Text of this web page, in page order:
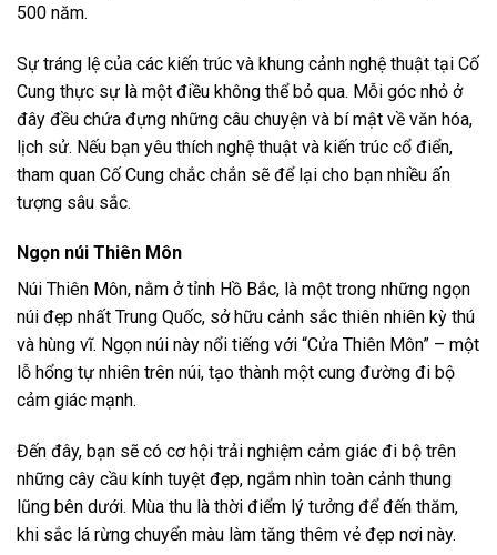
500 năm.
Sự tráng lệ của các kiến trúc và khung cảnh nghệ thuật tại Cố
Cung thực sự là một điều không thể bỏ qua. Mỗi góc nhỏ ở
đây đều chứa đựng những câu chuyện và bí mật về văn hóa,
lịch sử. Nếu bạn yêu thích nghệ thuật và kiến trúc cổ điển,
tham quan Cố Cung chắc chắn sẽ để lại cho bạn nhiều ấn
tượng sâu sắc.
Ngọn núi Thiên Môn
Núi Thiên Môn, nằm ở tỉnh Hồ Bắc, là một trong những ngọn
núi đẹp nhất Trung Quốc, sở hữu cảnh sắc thiên nhiên kỳ thú
và hùng vĩ. Ngọn núi này nổi tiếng với “Cửa Thiên Môn” – một
lỗ hổng tự nhiên trên núi, tạo thành một cung đường đi bộ
cảm giác mạnh.
Đến đây, bạn sẽ có cơ hội trải nghiệm cảm giác đi bộ trên
những cây cầu kính tuyệt đẹp, ngắm nhìn toàn cảnh thung
lũng bên dưới. Mùa thu là thời điểm lý tưởng để đến thăm,
khi sắc lá rừng chuyển màu làm tăng thêm vẻ đẹp nơi này.